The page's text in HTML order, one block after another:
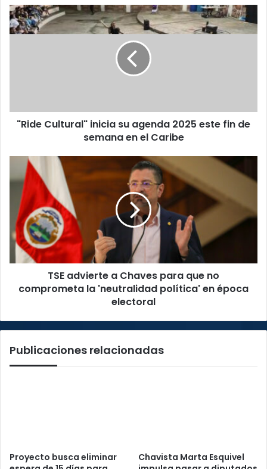
"Ride
Cultural"
inicia
de
semana
Caribe
"Ride Cultural" inicia su agenda 2025 este fin de
semana en el Caribe
advierte
Chaves
para
que
no
comprometa
la
'neutralidad
política'
electoral
TSE advierte a Chaves para que no
comprometa la 'neutralidad política' en época
electoral
Publicaciones relacionadas
Proyecto busca eliminar
Chavista Marta Esquivel